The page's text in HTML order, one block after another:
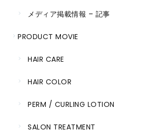
メディア掲載情報 – 記事
PRODUCT MOVIE
HAIR CARE
HAIR COLOR
PERM / CURLING LOTION
SALON TREATMENT